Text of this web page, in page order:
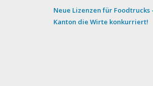
Neue Lizenzen für
Kanton die Wirte konkurriert!